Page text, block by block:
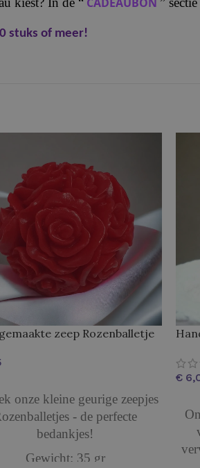
stuks of meer!
zeep Rozenballetje
onze kleine geurige zeepjes
- de perfecte
bedankjes!
Gewicht: 35 gr
€